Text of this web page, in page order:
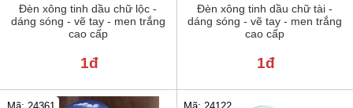
Đèn xông tinh dầu chữ lộc -
dáng sóng - vẽ tay - men trắng
cao cấp
1đ
Đèn xông tinh dầu chữ tài -
dáng sóng - vẽ tay - men trắng
cao cấp
1đ